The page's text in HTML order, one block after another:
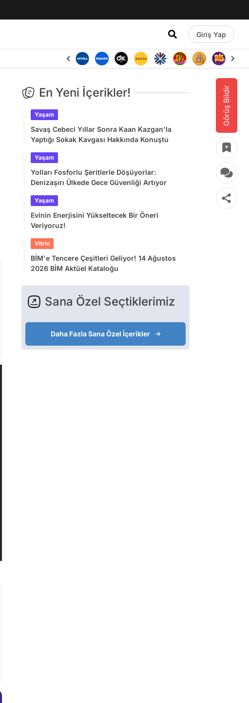
Giriş Yap
Görüş Bildir
En Yeni İçerikler!
Yaşam
Savaş Cebeci Yıllar Sonra Kaan Kazgan'la
Yaptığı Sokak Kavgası Hakkında Konuştu
Yaşam
Yolları Fosforlu Şeritlerle Döşüyorlar:
Denizaşırı Ülkede Gece Güvenliği Artıyor
Yaşam
Evinin Enerjisini Yükseltecek Bir Öneri
Veriyoruz!
Vitrin
BİM'e Tencere Çeşitleri Geliyor! 14 Ağustos
2026 BİM Aktüel Kataloğu
Sana Özel Seçtiklerimiz
Daha Fazla Sana Özel İçerikler